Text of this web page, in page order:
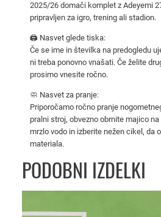
d
s
2025/26 domači komplet z Adeyemi
pripravljen za igro, trening ali stadion.
🖨️ Nasvet glede tiska:
Če se ime in številka na predogledu
ni treba ponovno vnašati. Če želite
prosimo vnesite ročno.
🧼 Nasvet za pranje:
Priporočamo ročno pranje
pralni stroj, obvezno obrnite majico
mrzlo vodo in izberite nežen cikel, da
materiala.
PODOBNI IZDELKI